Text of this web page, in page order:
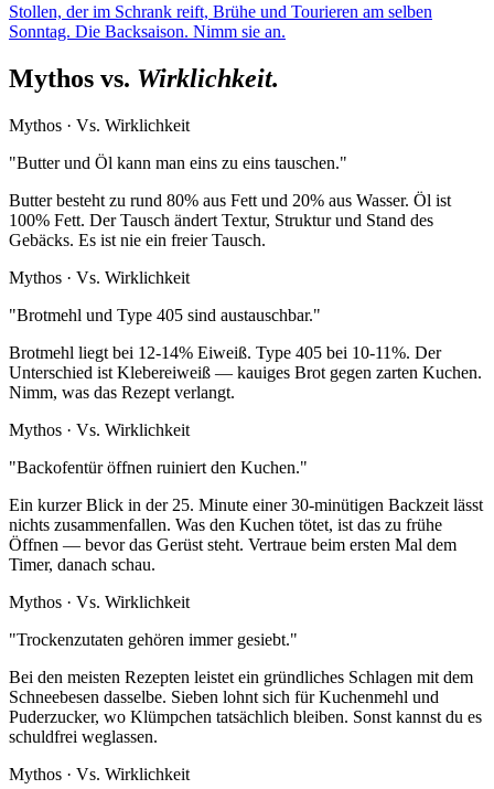
Stollen, der im Schrank reift, Brühe und Tourieren am selben
Sonntag. Die Backsaison. Nimm sie an.
Mythos vs. Wirklichkeit.
Mythos · Vs. Wirklichkeit
"Butter und Öl kann man eins zu eins tauschen."
Butter besteht zu rund 80% aus Fett und 20% aus Wasser. Öl ist
100% Fett. Der Tausch ändert Textur, Struktur und Stand des
Gebäcks. Es ist nie ein freier Tausch.
Mythos · Vs. Wirklichkeit
"Brotmehl und Type 405 sind austauschbar."
Brotmehl liegt bei 12-14% Eiweiß. Type 405 bei 10-11%. Der
Unterschied ist Klebereiweiß — kauiges Brot gegen zarten Kuchen.
Nimm, was das Rezept verlangt.
Mythos · Vs. Wirklichkeit
"Backofentür öffnen ruiniert den Kuchen."
Ein kurzer Blick in der 25. Minute einer 30-minütigen Backzeit lässt
nichts zusammenfallen. Was den Kuchen tötet, ist das zu frühe
Öffnen — bevor das Gerüst steht. Vertraue beim ersten Mal dem
Timer, danach schau.
Mythos · Vs. Wirklichkeit
"Trockenzutaten gehören immer gesiebt."
Bei den meisten Rezepten leistet ein gründliches Schlagen mit dem
Schneebesen dasselbe. Sieben lohnt sich für Kuchenmehl und
Puderzucker, wo Klümpchen tatsächlich bleiben. Sonst kannst du es
schuldfrei weglassen.
Mythos · Vs. Wirklichkeit